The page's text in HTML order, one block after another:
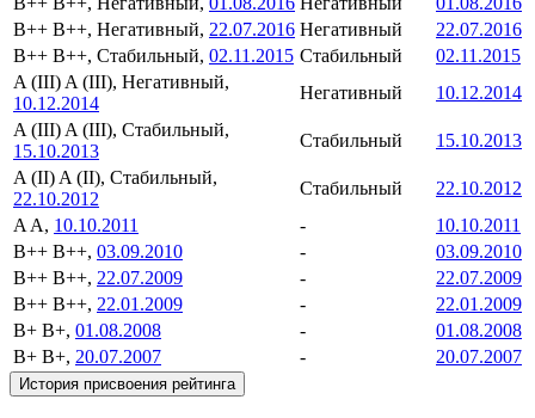
B++ B++, Негативный, 22.07.2016 Негативный
22.07.2016
B++ B++, Стабильный, 02.11.2015 Стабильный
02.11.2015
A (III) A (III), Негативный,
10.12.2014
Негативный
10.12.2014
A (III) A (III), Стабильный,
15.10.2013
Стабильный
15.10.2013
A (II) A (II), Стабильный,
22.10.2012
Стабильный
22.10.2012
A A, 10.10.2011 -
10.10.2011
B++ B++, 03.09.2010 -
03.09.2010
B++ B++, 22.07.2009 -
22.07.2009
B++ B++, 22.01.2009 -
22.01.2009
B+ B+, 01.08.2008 -
01.08.2008
B+ B+, 20.07.2007 - 20.07.2007
История присвоения рейтинга